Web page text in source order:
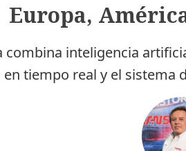
Europa,
combina inteligencia
en tiempo real y el sistema